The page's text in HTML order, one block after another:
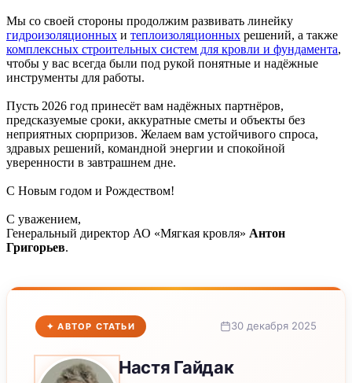
Мы со своей стороны продолжим развивать линейку
гидроизоляционных и теплоизоляционных решений, а также
комплексных строительных систем для кровли и фундамента,
чтобы у вас всегда были под рукой понятные и надёжные
инструменты для работы.
Пусть 2026 год принесёт вам надёжных партнёров,
предсказуемые сроки, аккуратные сметы и объекты без
неприятных сюрпризов. Желаем вам устойчивого спроса,
здравых решений, командной энергии и спокойной
уверенности в завтрашнем дне.
С Новым годом и Рождеством!
С уважением,
Генеральный директор АО «Мягкая кровля» Антон
Григорьев.
✦ АВТОР СТАТЬИ 30 декабря 2025
Настя Гайдак